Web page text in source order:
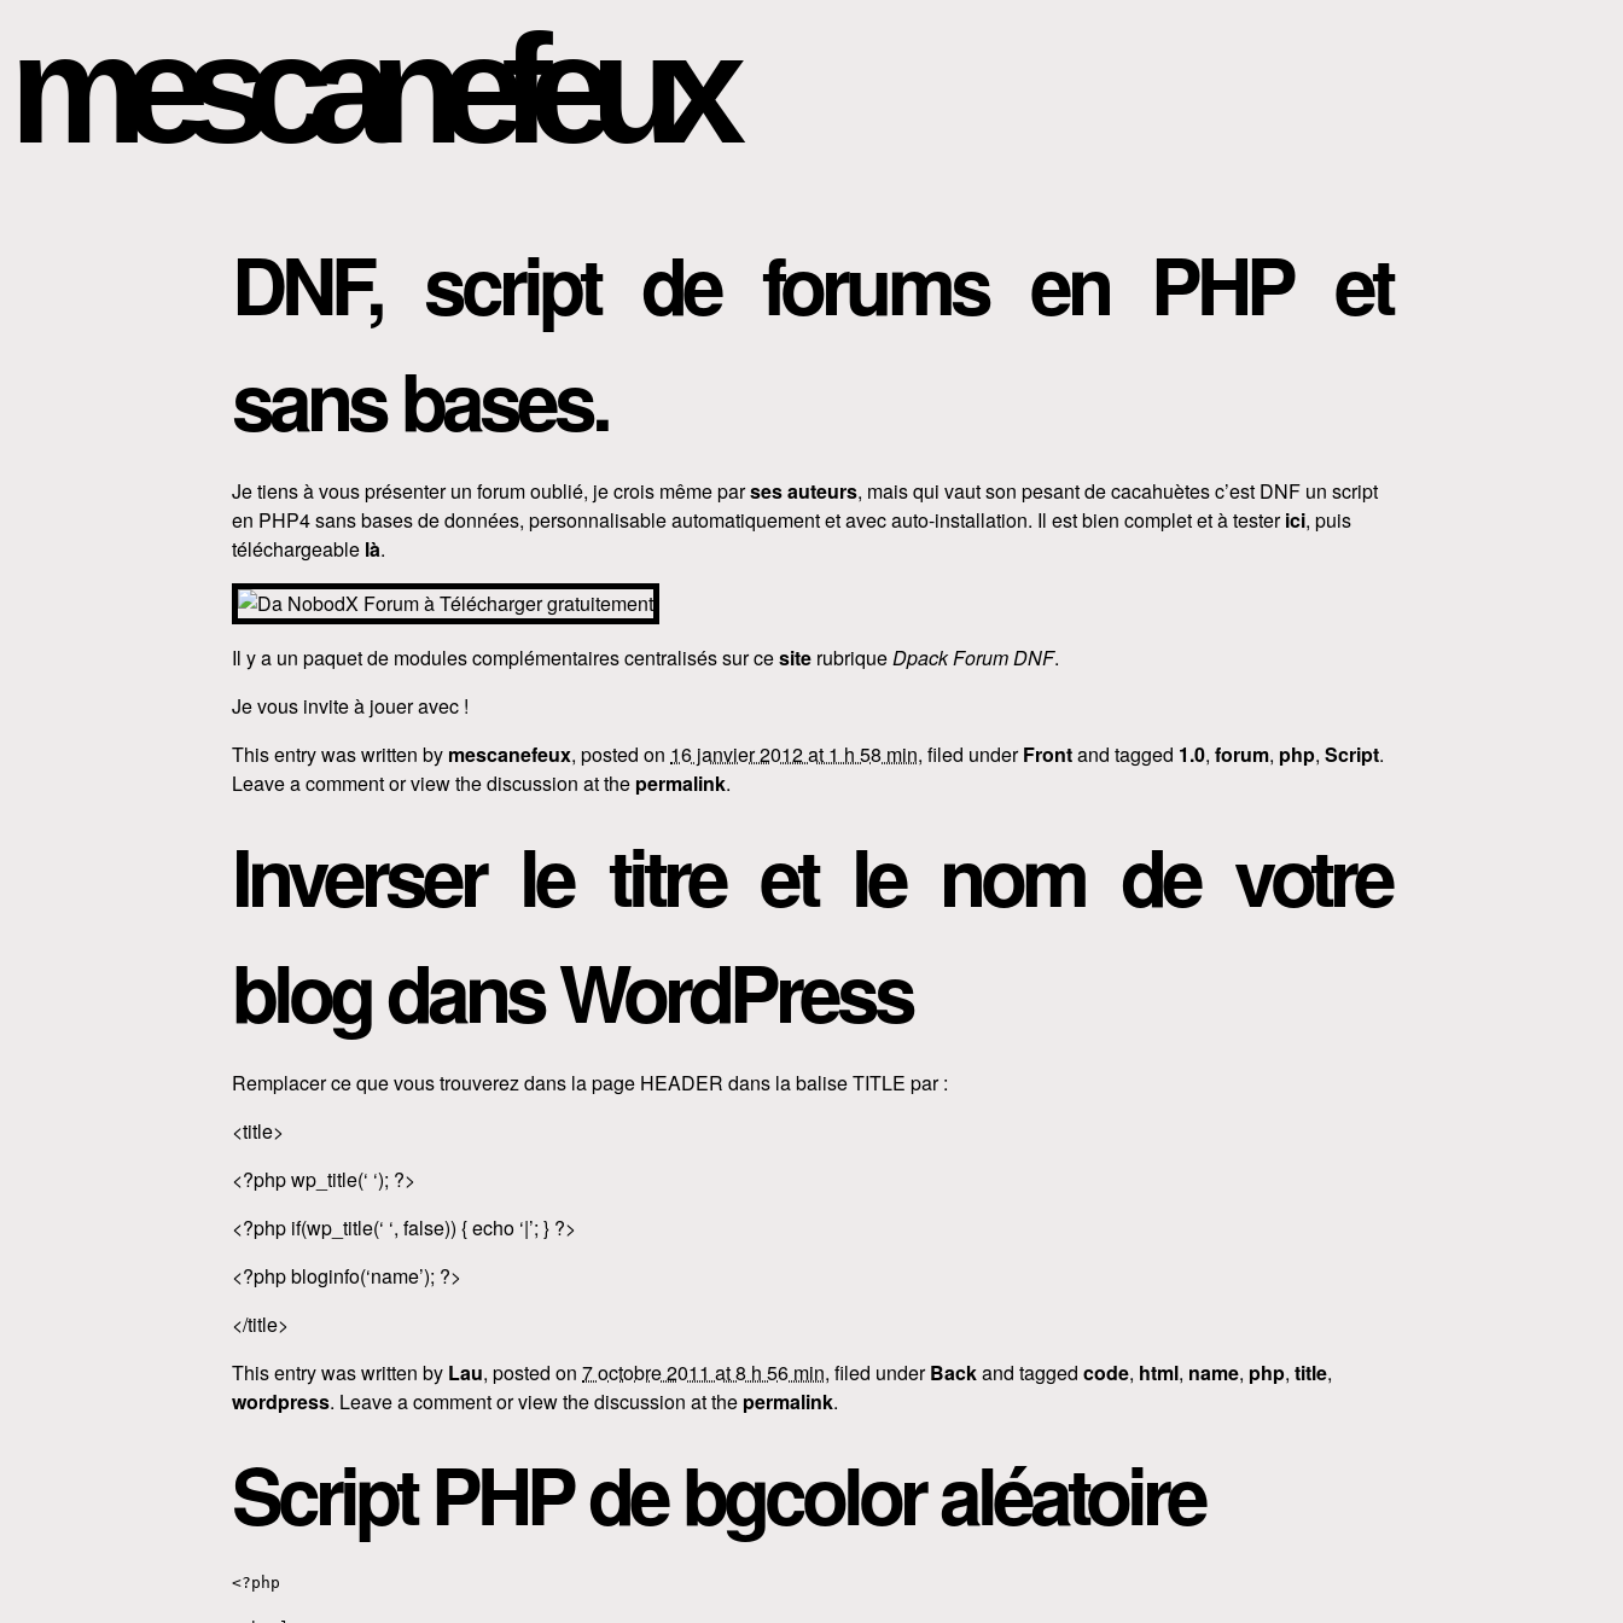
mescanefeux
DNF, script de forums en PHP et
sans bases.
Je tiens à vous présenter un forum oublié, je crois même parses auteurs, mais qui vaut son pesant de cacahuètes c’est DNF un script
en PHP4 sans bases de données, personnalisable automatiquement et avec auto-installation. Il est bien complet et à testerici, puis
téléchargeable là.
Il y a un paquet de modules complémentaires centralisés sur cesite rubriqueDpack Forum DNF.
Je vous invite à jouer avec !
This entry was written by mescanefeux, posted on 16 janvier 2012 at 1 h 58 min, filed underFrontand tagged 1.0, forum, php, Script.
Leave a comment or view the discussion at the permalink.
Inverser le titre et le nom de votre
blog dans WordPress
Remplacer ce que vous trouverez dans la page HEADER dans la balise TITLE par :
<title>
<?php wp_title(‘ ‘); ?>
<?php if(wp_title(‘ ‘, false)) { echo ‘|’; } ?>
<?php bloginfo(‘name’); ?>
</title>
This entry was written by Lau, posted on 7 octobre 2011 at 8 h 56 min, filed underBackand tagged code, html, name, php, title,
wordpress. Leave a comment or view the discussion at the permalink.
Script PHP de bgcolor aléatoire
<?php